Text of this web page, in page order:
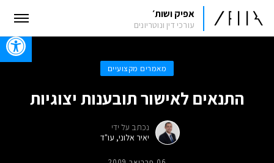
אפיק ושות׳
עורכי דין ונוטריונים
מאמרים מקצועיים
התנאים לאישור תובענות יצוגיות
נכתב על ידי
יאיר אלוני, עו"ד